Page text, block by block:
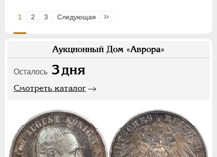
1 2 3 Следующая Последняя
Аукционный Дом «Аврора»
Осталось 3дня
Смотреть каталог